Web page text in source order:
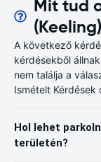
Mit tud
A következő
kérdésekből
nem találja a
Ismételt
Hol lehet
területén?